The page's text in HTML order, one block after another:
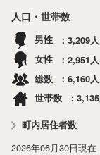
人口・世帯数
男性 3,209 人
女性
2,951 人
総数
6,160人
世帯数
3,135
町内居住者数
2026年06月30日現在